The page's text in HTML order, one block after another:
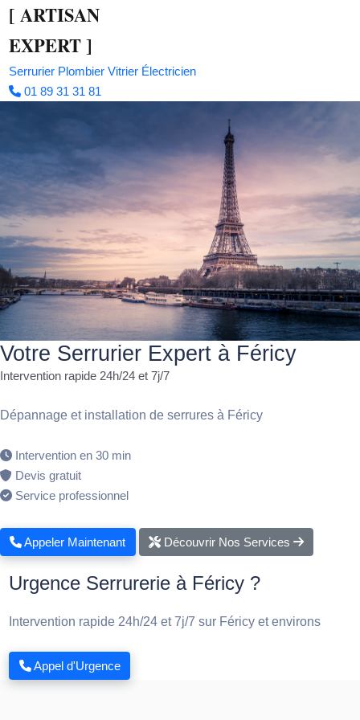
[ ARTISAN
EXPERT]
Serrurier Plombier Vitrier Électricien
01 89 31 31 81
Votre Serrurier Expert à Féricy
Intervention rapide 24h/24 et 7j/7
Dépannage et installation de serrures à Féricy
Intervention en 30 min
Devis gratuit
Service professionnel
Appeler Maintenant Découvrir Nos Services
Urgence Serrurerie à Féricy ?
Intervention rapide 24h/24 et 7j/7 sur Féricy et environs
Appel d'Urgence